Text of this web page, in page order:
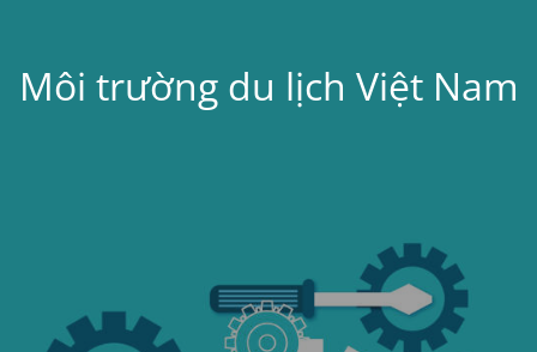
Môi trường du lịch Việt Nam